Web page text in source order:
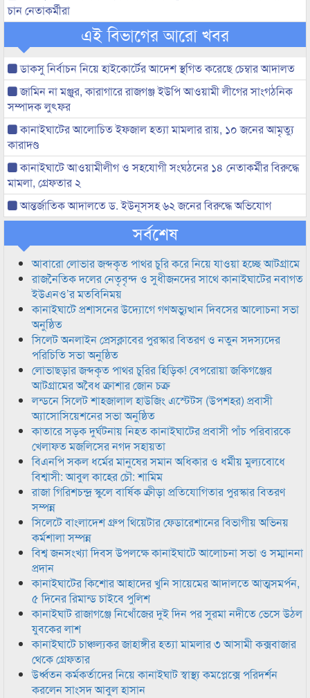
চান নেতাকর্মীরা
এই বিভাগের আরো খবর
ডাকসু নির্বাচন নিয়ে হাইকোর্টের আদেশ স্থগিত করেছে চেম্বার আদালত
জামিন না মঞ্জুর, কারাগারে রাজগঞ্জ ইউপি আওয়ামী লীগের সাংগঠনিক
সম্পাদক লুৎফর
কানাইঘাটের আলোচিত ইফজাল হত্যা মামলার রায়, ১০ জনের আমৃত্যু
কারাদণ্ড
কানাইঘাটে আওয়ামীলীগ ও সহযোগী সংঘঠনের ১৪ নেতাকর্মীর বিরুদ্ধে
মামলা, গ্রেফতার ২
আন্তর্জাতিক আদালতে ড. ইউনূসসহ ৬২ জনের বিরুদ্ধে অভিযোগ
সর্বশেষ
আবারো লোভার জব্দকৃত পাথর চুরি করে নিয়ে যাওয়া হচ্ছে আটগ্রামে
রাজনৈতিক দলের নেতৃবৃন্দ ও সুধীজনদের সাথে কানাইঘাটের নবাগত
ইউএনও’র মতবিনিময়
কানাইঘাটে প্রশাসনের উদ্যোগে গণঅভ্যুত্থান দিবসের আলোচনা সভা
অনুষ্ঠিত
সিলেট অনলাইন প্রেসক্লাবের পুরস্কার বিতরণ ও নতুন সদস্যদের
পরিচিতি সভা অনুষ্ঠিত
লোভাছড়ার জব্দকৃত পাথর চুরির হিড়িক! বেপরোয়া জকিগঞ্জের
আটগ্রামের অবৈধ ক্রাশার জোন চক্র
লন্ডনে সিলেট শাহজালাল হাউজিং এস্টেটস (উপশহর) প্রবাসী
অ্যাসোসিয়েশনের সভা অনুষ্ঠিত
কাতারে সড়ক দুর্ঘটনায় নিহত কানাইঘাটের প্রবাসী পাঁচ পরিবারকে
খেলাফত মজলিসের নগদ সহায়তা
বিএনপি সকল ধর্মের মানুষের সমান অধিকার ও ধর্মীয় মুল্যবোধে
বিশ্বাসী: আবুল কাহের চৌ: শামিম
রাজা গিরিশচন্দ্র স্কুলে বার্ষিক ক্রীড়া প্রতিযোগিতার পুরস্কার বিতরণ
সম্পন্ন
সিলেটে বাংলাদেশ গ্রুপ থিয়েটার ফেডারেশানের বিভাগীয় অভিনয়
কর্মশালা সম্পন্ন
বিশ্ব জনসংখ্যা দিবস উপলক্ষে কানাইঘাটে আলোচনা সভা ও সম্মাননা
প্রদান
কানাইঘাটের কিশোর আহাদের খুনি সায়েমের আদালতে আত্মসমর্পন,
৫ দিনের রিমান্ড চাইবে পুলিশ
কানাইঘাট রাজাগঞ্জে নিখোঁজের দুই দিন পর সুরমা নদীতে ভেসে উঠল
যুবকের লাশ
কানাইঘাটে চাঞ্চল্যকর জাহাঙ্গীর হত্যা মামলার ৩ আসামী কক্সবাজার
থেকে গ্রেফতার
উর্ধ্বতন কর্মকর্তাদের নিয়ে কানাইঘাট স্বাস্থ্য কমপ্লেক্সে পরিদর্শন
করলেন সাংসদ আবুল হাসান